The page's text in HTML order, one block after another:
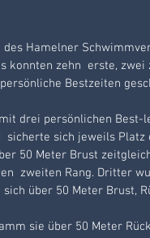
Hamelner
konnten zehn  erste,
Bestzeiten
drei persönlichen
sicherte sich jeweils Platz
50 Meter Brust
zweiten Rang. Dritter
sich über 50 Meter Brust,
sie über 50 Meter